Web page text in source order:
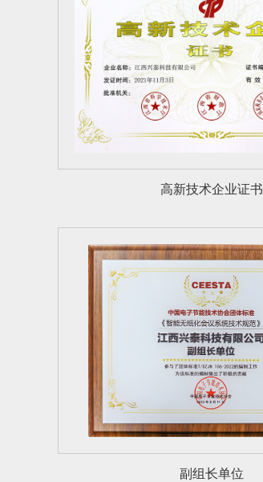
高新技术企业证书
副组长单位